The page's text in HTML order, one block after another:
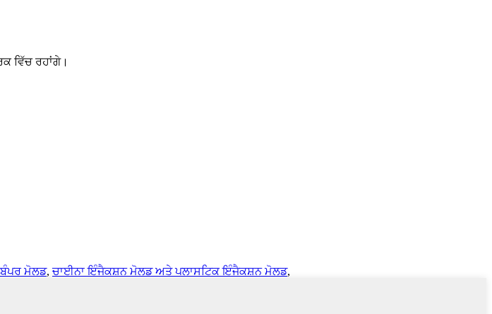
ਵਿੱਚ ਰਹਾਂਗੇ।
ਮੋਲਡ, ਚਾਈਨਾ ਇੰਜੈਕਸ਼ਨ ਮੋਲਡ ਅਤੇ ਪਲਾਸਟਿਕ ਇੰਜੈਕਸ਼ਨ ਮੋਲਡ,